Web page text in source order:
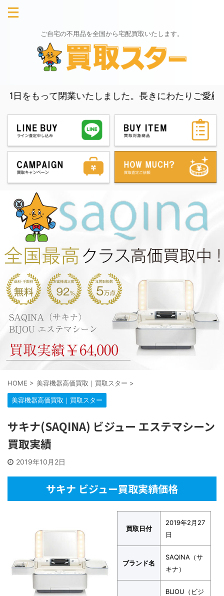
ご自宅の不用品を全国から宅配買取いたします。
閉業いたしました。長きにわたりご愛顧いただき、
HOME > 美容機器高価買取｜買取スター >
美容機器高価買取｜買取スター
サキナ(SAQINA) ビジュー エステマシーン
買取実績
2019年10月2日
サキナ ビジュー買取実績価格
買取日付
2019年2月27
日
ブランド名
SAQINA（サ
キナ）
BIJOU（ビジ